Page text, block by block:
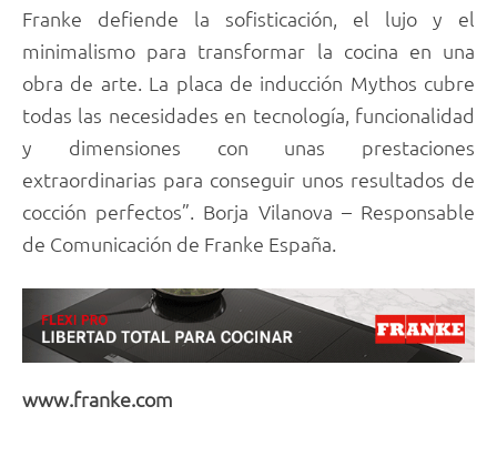
Franke defiende la sofisticación, el lujo y el
minimalismo para transformar la cocina en una
obra de arte. La placa de inducción Mythos cubre
todas las necesidades en tecnología, funcionalidad
y dimensiones con unas prestaciones
extraordinarias para conseguir unos resultados de
cocción perfectos”. Borja Vilanova – Responsable
de Comunicación de Franke España.
www.franke.com